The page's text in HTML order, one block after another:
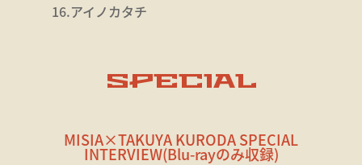
16.アイノカタチ
SPECIAL
MISIA×TAKUYA KURODA SPECIAL
INTERVIEW(Blu-rayのみ収録)